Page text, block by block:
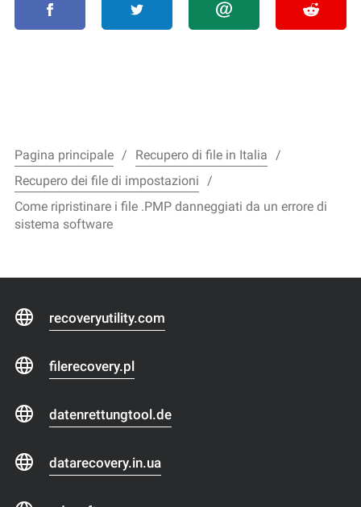
Pagina principale
Recupero di file in Italia
Recupero dei file di impostazioni
Come ripristinare i file .PMP danneggiati da un errore di
sistema software
recoveryutility.com
filerecovery.pl
datenrettungtool.de
datarecovery.in.ua